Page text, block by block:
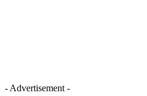
- Advertisement -